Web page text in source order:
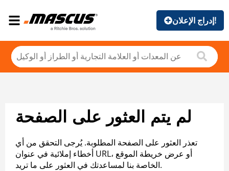
إدراج الإعلان!
لم يتم العثور على الصفحة
تعذر العثور على الصفحة المطلوبة. يُرجى التحقق من أي
أخطاء إملائية في عنوان URL، أو عرض خريطة الموقع
الخاصة بنا لمساعدتك في العثور على ما تريد.